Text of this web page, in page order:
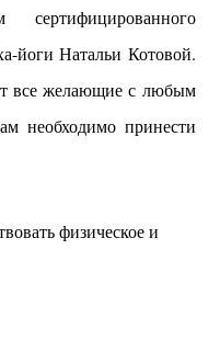
йоги Натальи Котовой.
все желающие с любым
необходимо принести
физическое и